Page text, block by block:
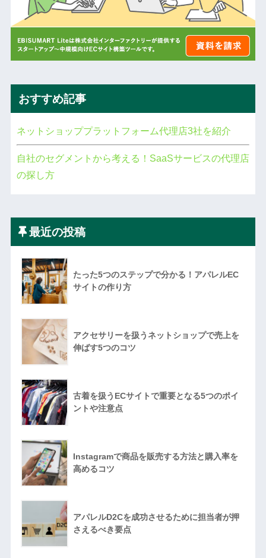
おすすめ記事
ネットショッププラットフォーム代理店3社を紹介
自社のセグメントから考える！SaaSサービスの代理店
の探し方
最近の投稿
たった5つのステップで分かる！アパレルEC
サイトの作り方
アクセサリーを扱うネットショップで売上を
伸ばす5つのコツ
古着を扱うECサイトで重要となる5つのポイ
ントや注意点
Instagramで商品を販売する方法と購入率を
高めるコツ
アパレルD2Cを成功させるために担当者が押
さえるべき要点